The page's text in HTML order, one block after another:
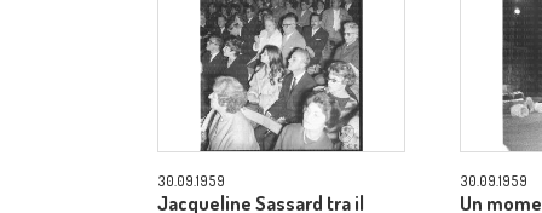
30.09.1959
Jacqueline Sassard tra il
30.09.1959
Un